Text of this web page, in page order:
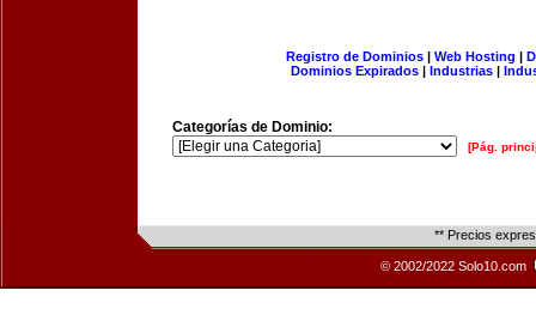
Registro de Dominios| Web Hosting |
Dominios Expirados | Industrias |
Categorías de Dominio:
[Pág.
** Precios
© 2002/2022 Solo10.com